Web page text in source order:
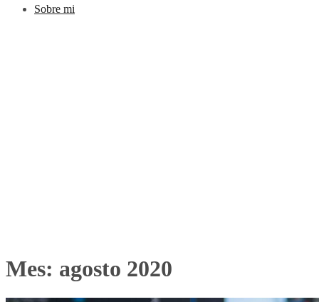
Sobre mi
Mes: agosto 2020